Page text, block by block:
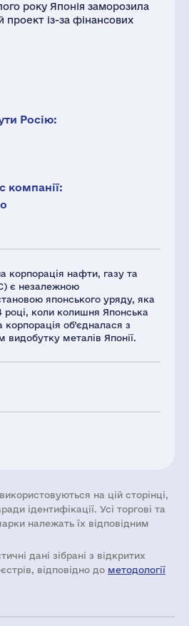
корпорація нафти, газу та
є незалежною
японського уряду, яка
році, коли колишня Японська
об’єдналася з
видобутку металів Японії.
року Японія заморозила
проект із-за фінансових
Росію:
компанії:
на цій сторінці,
ідентифікації. Усі торгові та
належать їх відповідним
дані зібрані з відкритих
відповідно до методології